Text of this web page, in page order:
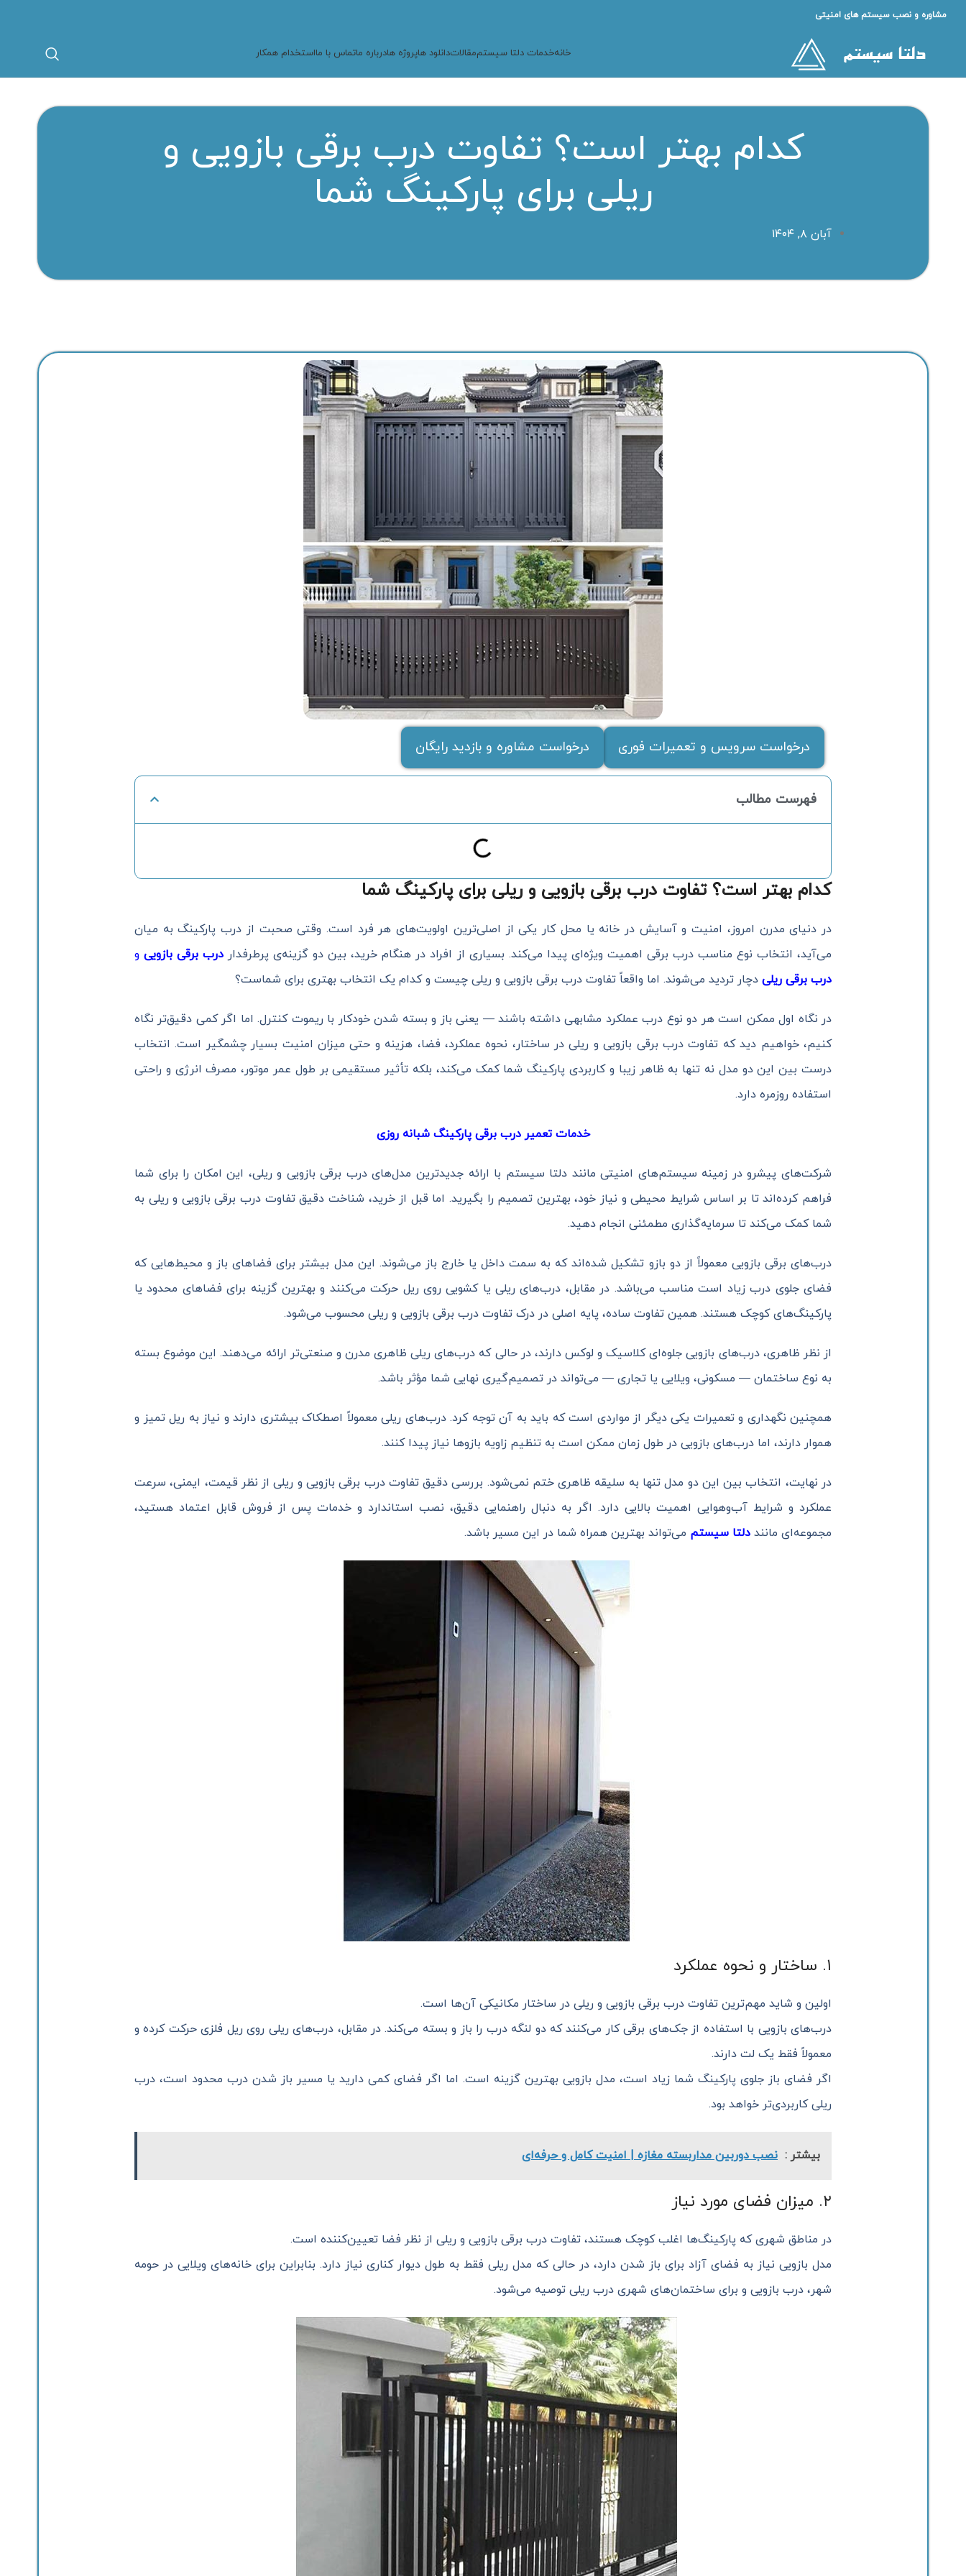
مشاوره و نصب سیستم های امنیتی
خانهخدمات دلتا سیستممقالاتدانلود هاپروژه هادرباره ماتماس با مااستخدام همکار
کدام بهتر است؟ تفاوت درب برقی بازویی و
ریلی برای پارکینگ شما
آبان ۸, ۱۴۰۴
درخواست سرویس و تعمیرات فوری درخواست مشاوره و بازدید رایگان
فهرست مطالب
کدام بهتر است؟ تفاوت درب برقی بازویی و ریلی برای پارکینگ شما
در دنیای مدرن امروز، امنیت و آسایش در خانه یا محل کار یکی از اصلی‌ترین اولویت‌های هر فرد است. وقتی صحبت از درب پارکینگ به میان
می‌آید، انتخاب نوع مناسب درب برقی اهمیت ویژه‌ای پیدا می‌کند. بسیاری از افراد در هنگام خرید، بین دو گزینه‌ی پرطرفدار درب برقی بازوییو
درب برقی ریلی دچار تردید می‌شوند. اما واقعاً تفاوت درب برقی بازویی و ریلی چیست و کدام یک انتخاب بهتری برای شماست؟
در نگاه اول ممکن است هر دو نوع درب عملکرد مشابهی داشته باشند — یعنی باز و بسته شدن خودکار با ریموت کنترل. اما اگر کمی دقیق‌تر نگاه
کنیم، خواهیم دید که تفاوت درب برقی بازویی و ریلی در ساختار، نحوه عملکرد، فضا، هزینه و حتی میزان امنیت بسیار چشمگیر است. انتخاب
درست بین این دو مدل نه تنها به ظاهر زیبا و کاربردی پارکینگ شما کمک می‌کند، بلکه تأثیر مستقیمی بر طول عمر موتور، مصرف انرژی و راحتی
استفاده روزمره دارد.
خدمات تعمیر درب برقی پارکینگ شبانه روزی
شرکت‌های پیشرو در زمینه سیستم‌های امنیتی مانند دلتا سیستم با ارائه جدیدترین مدل‌های درب برقی بازویی و ریلی، این امکان را برای شما
فراهم کرده‌اند تا بر اساس شرایط محیطی و نیاز خود، بهترین تصمیم را بگیرید. اما قبل از خرید، شناخت دقیق تفاوت درب برقی بازویی و ریلی به
شما کمک می‌کند تا سرمایه‌گذاری مطمئنی انجام دهید.
درب‌های برقی بازویی معمولاً از دو بازو تشکیل شده‌اند که به سمت داخل یا خارج باز می‌شوند. این مدل بیشتر برای فضاهای باز و محیط‌هایی که
فضای جلوی درب زیاد است مناسب می‌باشد. در مقابل، درب‌های ریلی یا کشویی روی ریل حرکت می‌کنند و بهترین گزینه برای فضاهای محدود یا
پارکینگ‌های کوچک هستند. همین تفاوت ساده، پایه اصلی در درک تفاوت درب برقی بازویی و ریلی محسوب می‌شود.
از نظر ظاهری، درب‌های بازویی جلوه‌ای کلاسیک و لوکس دارند، در حالی که درب‌های ریلی ظاهری مدرن و صنعتی‌تر ارائه می‌دهند. این موضوع بسته
به نوع ساختمان — مسکونی، ویلایی یا تجاری — می‌تواند در تصمیم‌گیری نهایی شما مؤثر باشد.
همچنین نگهداری و تعمیرات یکی دیگر از مواردی است که باید به آن توجه کرد. درب‌های ریلی معمولاً اصطکاک بیشتری دارند و نیاز به ریل تمیز و
هموار دارند، اما درب‌های بازویی در طول زمان ممکن است به تنظیم زاویه بازوها نیاز پیدا کنند.
در نهایت، انتخاب بین این دو مدل تنها به سلیقه ظاهری ختم نمی‌شود. بررسی دقیق تفاوت درب برقی بازویی و ریلی از نظر قیمت، ایمنی، سرعت
عملکرد و شرایط آب‌و‌هوایی اهمیت بالایی دارد. اگر به دنبال راهنمایی دقیق، نصب استاندارد و خدمات پس از فروش قابل اعتماد هستید،
مجموعه‌ای مانند دلتا سیستم می‌تواند بهترین همراه شما در این مسیر باشد.
۱. ساختار و نحوه عملکرد
اولین و شاید مهم‌ترین تفاوت درب برقی بازویی و ریلی در ساختار مکانیکی آن‌ها است.
درب‌های بازویی با استفاده از جک‌های برقی کار می‌کنند که دو لنگه درب را باز و بسته می‌کند. در مقابل، درب‌های ریلی روی ریل فلزی حرکت کرده و
معمولاً فقط یک لت دارند.
اگر فضای باز جلوی پارکینگ شما زیاد است، مدل بازویی بهترین گزینه است. اما اگر فضای کمی دارید یا مسیر باز شدن درب محدود است، درب
ریلی کاربردی‌تر خواهد بود.
بیشتر : نصب دوربین مداربسته مغازه | امنیت کامل و حرفه‌ای
۲. میزان فضای مورد نیاز
در مناطق شهری که پارکینگ‌ها اغلب کوچک هستند، تفاوت درب برقی بازویی و ریلی از نظر فضا تعیین‌کننده است.
مدل بازویی نیاز به فضای آزاد برای باز شدن دارد، در حالی که مدل ریلی فقط به طول دیوار کناری نیاز دارد. بنابراین برای خانه‌های ویلایی در حومه
شهر، درب بازویی و برای ساختمان‌های شهری درب ریلی توصیه می‌شود.